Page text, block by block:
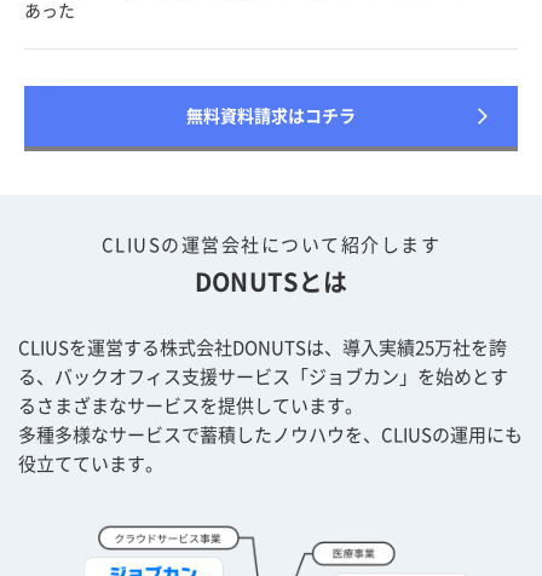
あった
無料資料請求はコチラ
CLIUSの運営会社について紹介します
DONUTSとは
CLIUSを運営する株式会社DONUTSは、導入実績25万社を誇
る、バックオフィス支援サービス「ジョブカン」を始めとす
るさまざまなサービスを提供しています。
多種多様なサービスで蓄積したノウハウを、CLIUSの運用にも
役立てています。